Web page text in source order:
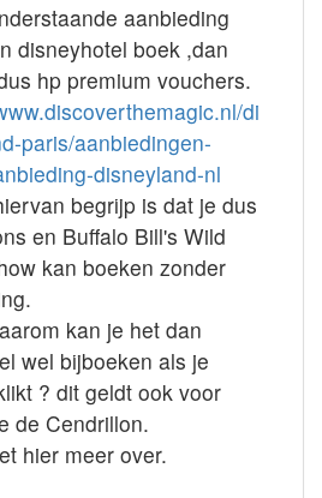
aanbieding
disneyhotel boek ,dan
hp premium vouchers.
di
paris/aanbiedingen-
disneyland-nl
begrijp is dat je dus
en Buffalo Bill's Wild
kan boeken zonder
kan je het dan
wel bijboeken als je
? dit geldt ook voor
de Cendrillon.
hier meer over.